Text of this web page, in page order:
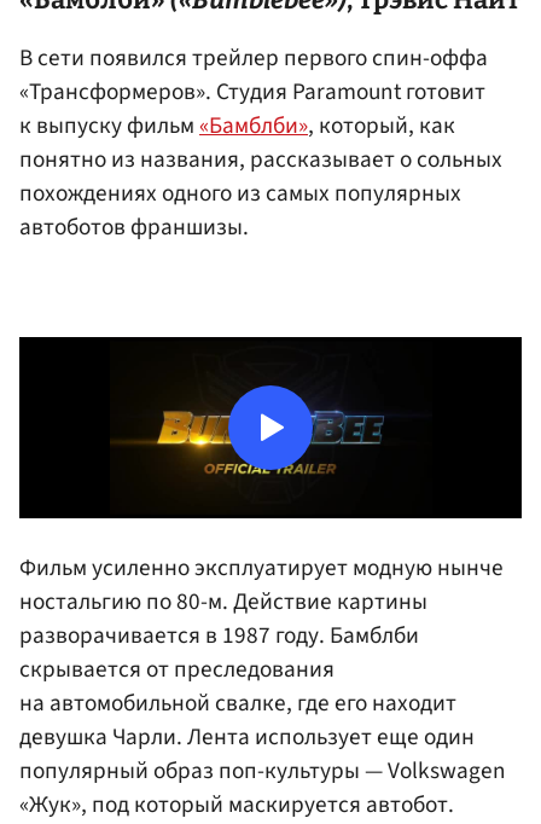
В сети появился трейлер первого спин-оффа
«Трансформеров». Студия Paramount готовит
к выпуску фильм«Бамблби», который, как
понятно из названия, рассказывает о сольных
похождениях одного из самых популярных
автоботов франшизы.
Фильм усиленно эксплуатирует модную нынче
ностальгию по 80-м. Действие картины
разворачивается в 1987 году. Бамблби
скрывается от преследования
на автомобильной свалке, где его находит
девушка Чарли. Лента использует еще один
популярный образ поп-культуры — Volkswagen
«Жук», под который маскируется автобот.